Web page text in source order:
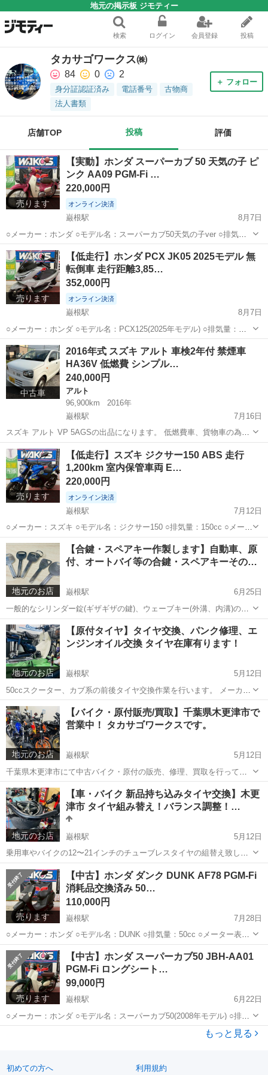
地元の掲示板 ジモティー
検索 ログイン 会員登録 投稿
タカサゴワークス㈱
84 0 2
身分証認証済み 電話番号
古物商
法人書類
＋ フォロー
店舗TOP 投稿 評価
売ります
【実動】ホンダ スーパーカブ 50 天気の子 ピ
ンク AA09 PGM-Fi …
220,000円
オンライン決済
巌根駅
8月7日
○メーカー：ホンダ ○モデル名：スーパーカブ50天気の子ver ○排気
量：50cc ○メーター表示距離：19,482km(JABA走行距離管理システム
確認済み) ○車体番号：AA09-1012*** ○状態：中古 ...
千葉 木更津市 巌根駅 ホンダ
売ります
【低走行】ホンダ PCX JK05 2025モデル 無
転倒車 走行距離3,85…
352,000円
オンライン決済
巌根駅
8月7日
○メーカー：ホンダ ○モデル名：PCX125(2025年モデル) ○排気量：
125cc ○メーター表示距離：3,854km(JABA走行距離管理システム確認
済み) ○車体番号：JK05-1209*** ○状態：中古...
千葉 木更津市 巌根駅 ホンダ PCX
中古車
2016年式 スズキ アルト 車検2年付 禁煙車
HA36V 低燃費 シンプル…
240,000円
アルト
96,900km
2016年
巌根駅
7月16日
スズキ アルト VP 5AGSの出品になります。 低燃費車、貨物車の為自
動車税も安いです。 軽量な車両の為、ノンターボですが軽快に走りま
す。 出品にあたり車検取得いたしました。 車検付のすぐに使える車両
です。 ナン...
千葉 木更津市 巌根駅 アルト 車両
売ります
【低走行】スズキ ジクサー150 ABS 走行
1,200km 室内保管車両 E…
220,000円
オンライン決済
巌根駅
7月12日
○メーカー：スズキ ○モデル名：ジクサー150 ○排気量：150cc ○メータ
ー表示距離：1,203km(JABA走行距離管理システム通過済み) ○車体番
号：MB8ED13WBM8107*** ○状態：中古 ○鍵...
千葉 木更津市 巌根駅 スズキ ジクサー
地元のお店
【合鍵・スペアキー作製します】自動車、原
付、オートバイ等の合鍵・スペアキーその…
巌根駅
6月25日
一般的なシリンダー錠(ギザギザの鍵)、ウェーブキー(外溝、内溝)の鍵
をキーカットマシンを使い作成致します。 ホームセンターや合鍵店で
断られるウェーブキーの作成も行っております。 ブランクキーの在庫
がございましたらその場...
千葉 木更津市 巌根駅 その他 自動車
地元のお店
【原付タイヤ】タイヤ交換、パンク修理、エ
ンジンオイル交換 タイヤ在庫有ります！
巌根駅
5月12日
50ccスクーター、カブ系の前後タイヤ交換作業を行います。 メーカー
はTIMSUN製になります。 タイヤサイズ ・80/90-10 ・80/100-10 ・
90/90-10 ・3.00-10 ・2.25-1...
千葉 木更津市 巌根駅 その他 タイヤ交換
地元のお店
【バイク・原付販売/買取】千葉県木更津市で
営業中！ タカサゴワークスです。
巌根駅
5月12日
千葉県木更津市にて中古バイク・原付の販売、修理、買取を行ってお
ります。 通勤、通学、配達業務等に使用する50cc～125cc クラスの実
用性の高い車両をメインに取り扱っております。 ご使用の用途にピッ
タリの車両をご提案...
千葉 木更津市 巌根駅 リサイクルショップ 無料
地元のお店
【車・バイク 新品持ち込みタイヤ交換】木更
津市 タイヤ組み替え！バランス調整！…
巌根駅
5月12日
乗用車やバイクの12〜21インチのチューブレスタイヤの組替え致しま
す。 ※タイヤチェンジャーにて作業します。 傷防止のプロテクターは
装備されておりますが、万が一傷が入ってもノークレームとなりま
す。 ご了承頂ける方の...
千葉 木更津市 巌根駅 その他 タイヤ
売ります
【中古】ホンダ ダンク DUNK AF78 PGM-Fi
消耗品交換済み 50…
110,000円
巌根駅
7月28日
○メーカー：ホンダ ○モデル名：DUNK ○排気量：50cc ○メーター表示
距離：20,884km(JABA走行距離管理システム確認済み) ○車体番号：
AF78-1211*** ○状態：中古 ○鍵：キー2本 ○...
千葉 木更津市 巌根駅 ホンダ ダンク
売ります
【中古】ホンダ スーパーカブ50 JBH-AA01
PGM-Fi ロングシート…
99,000円
巌根駅
6月22日
○メーカー：ホンダ ○モデル名：スーパーカブ50(2008年モデル) ○排気
量：50cc ○メーター表示距離：17,395km(JABA走行距離管理システム
ロングシートもっと見る
初めての方へ 利用規約